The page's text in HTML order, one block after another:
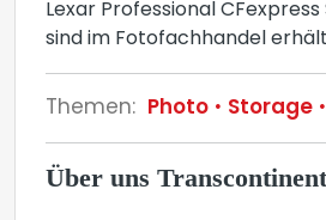
Lexar Professional
sind im Fotofachhandel
Themen: Photo Storage
Über uns